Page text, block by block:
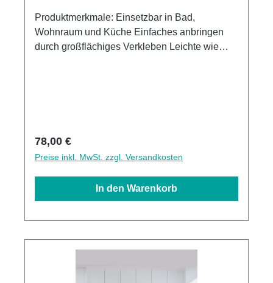
Produktmerkmale: Einsetzbar in Bad,
Wohnraum und Küche Einfaches anbringen
durch großflächiges Verkleben Leichte wie
Regulärer Preis:
78,00 €
Preise inkl. MwSt. zzgl. Versandkosten
In den Warenkorb